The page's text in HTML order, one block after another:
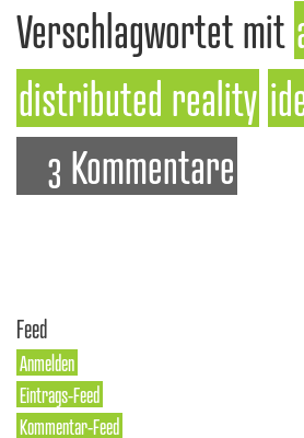
Verschlagwortet mit
distributed reality
3 Kommentare
Feed
Anmelden
Eintrags-Feed
Kommentar-Feed